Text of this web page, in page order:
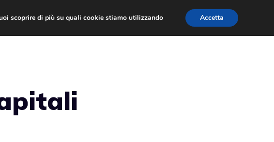
scoprire di più su quali cookie stiamo utilizzando
Accetta